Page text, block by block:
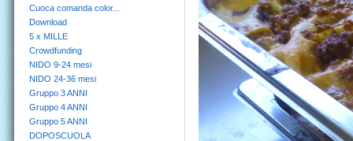
Cuoca comanda color...
Download
5 x MILLE
Crowdfunding
NIDO 9-24 mesi
NIDO 24-36 mesi
Gruppo 3 ANNI
Gruppo 4 ANNI
Gruppo 5 ANNI
DOPOSCUOLA